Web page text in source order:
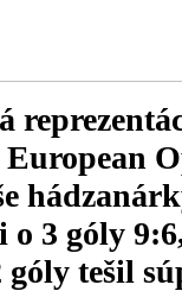
3 góly
tešil